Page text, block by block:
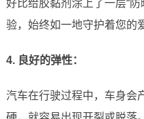
好比给胶黏剂涂上了一层“
验，始终如一地守护着您的
4. 良好的弹性：
汽车在行驶过程中，车身会